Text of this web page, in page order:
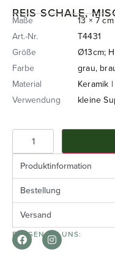
REIS SCHALE,
Maße
13 × 7 cm
Art.-Nr.
T4431
Größe
Ø13cm;
Farbe
grau,
Material
Keramik
Verwendung
kleine
Produktinformation
Bestellung
Versand
FOLGEN SIE UNS: